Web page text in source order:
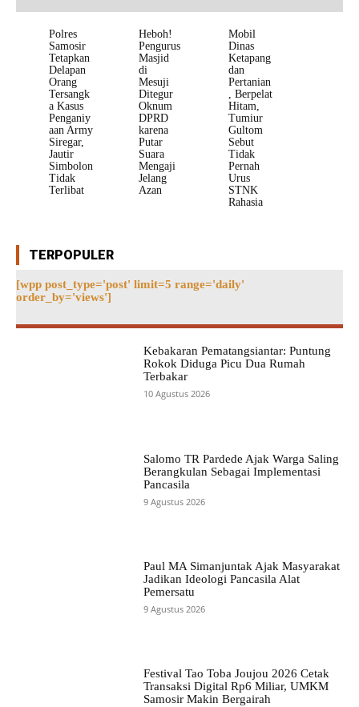
Polres
Samosir
Tetapkan
Delapan
Orang
Tersangk
a Kasus
Penganiy
aan Army
Siregar,
Jautir
Simbolon
Tidak
Terlibat
Heboh!
Pengurus
Masjid
di
Mesuji
Ditegur
Oknum
DPRD
karena
Putar
Suara
Mengaji
Jelang
Azan
Mobil
Dinas
Ketapang
dan
Pertanian
, Berpelat
Hitam,
Tumiur
Gultom
Sebut
Tidak
Pernah
Urus
STNK
Rahasia
TERPOPULER
[wpp post_type='post' limit=5 range='daily'
order_by='views']
Kebakaran Pematangsiantar: Puntung
Rokok Diduga Picu Dua Rumah
Terbakar
10 Agustus 2026
Salomo TR Pardede Ajak Warga Saling
Berangkulan Sebagai Implementasi
Pancasila
9 Agustus 2026
Paul MA Simanjuntak Ajak Masyarakat
Jadikan Ideologi Pancasila Alat
Pemersatu
9 Agustus 2026
Festival Tao Toba Joujou 2026 Cetak
Transaksi Digital Rp6 Miliar, UMKM
Samosir Makin Bergairah